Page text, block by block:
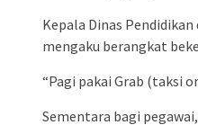
Kepala Dinas
mengaku berangkat
“Pagi pakai Grab (taksi
Sementara bagi